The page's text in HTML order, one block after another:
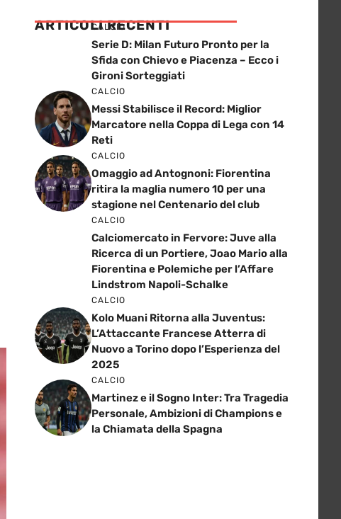
ARTICOLI RECENTI
CALCIO
Serie D: Milan Futuro Pronto per la
Sfida con Chievo e Piacenza – Ecco i
Gironi Sorteggiati
CALCIO
Messi Stabilisce il Record: Miglior
Marcatore nella Coppa di Lega con 14
Reti
CALCIO
Omaggio ad Antognoni: Fiorentina
ritira la maglia numero 10 per una
stagione nel Centenario del club
CALCIO
Calciomercato in Fervore: Juve alla
Ricerca di un Portiere, Joao Mario alla
Fiorentina e Polemiche per l’Affare
Lindstrom Napoli-Schalke
CALCIO
Kolo Muani Ritorna alla Juventus:
L’Attaccante Francese Atterra di
Nuovo a Torino dopo l’Esperienza del
2025
CALCIO
Martinez e il Sogno Inter: Tra Tragedia
Personale, Ambizioni di Champions e
la Chiamata della Spagna